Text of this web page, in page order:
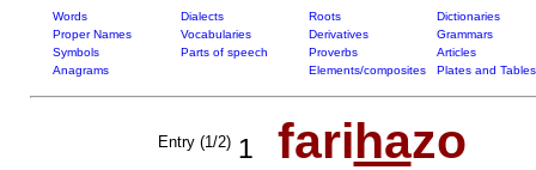
Words Dialects Roots
Dictionaries
Proper Names
Vocabularies Derivatives
Grammars
Symbols
Parts of speech Proverbs
Articles
Anagrams
Elements/composites Plates and Tables
Entry (1/2) 1 farihazo